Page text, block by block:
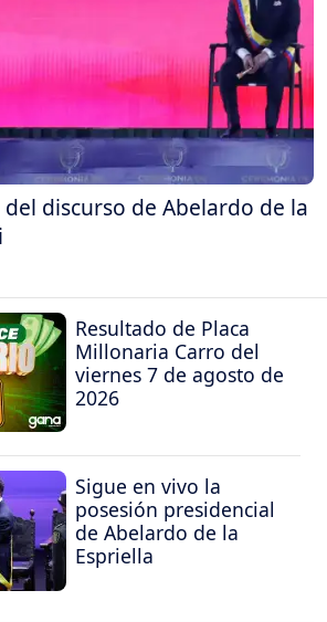
discurso de Abelardo de la
Resultado de Placa
Millonaria Carro del
viernes 7 de agosto de
2026
Sigue en vivo la
posesión presidencial
de Abelardo de la
Espriella